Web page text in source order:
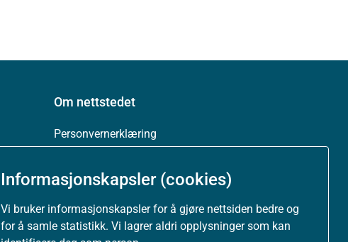
Informasjonskapsler (cookies)
Vi bruker informasjonskapsler for å gjøre nettsiden bedre og
for å samle statistikk. Vi lagrer aldri opplysninger som kan
Om nettstedet
Personvernerklæring
Tilgjengelighetserklæring (uustatus.no)
Besøksstatistikk og informasjonskapsler